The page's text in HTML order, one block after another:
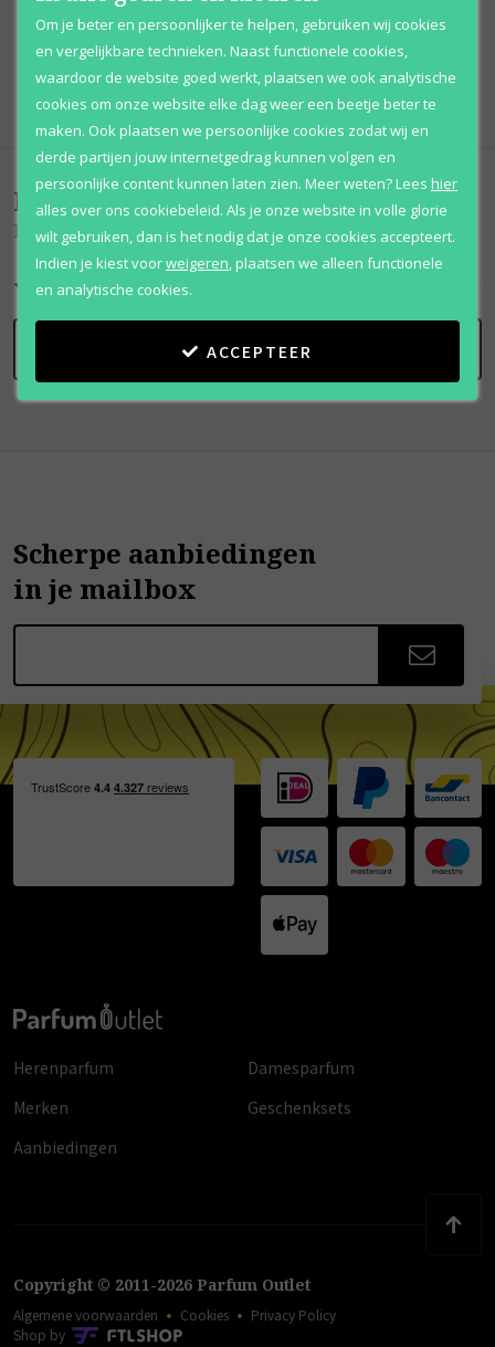
100% originele parfums Afhalen mogelijk
Qshops Keurmerk
Beoordelingen (0)
Dunhill Icon Racing Red
SCHRIJF BEOORDELING
Scherpe aanbiedingen
in je mailbox
Herenparfum
Damesparfum
Merken
Geschenksets
Aanbiedingen
Copyright © 2011-2026 Parfum Outlet
Algemene voorwaarden Cookies
Privacy Policy
Shop by
Om je beter en persoonlijker te helpen, gebruiken wij cookies
en vergelijkbare technieken. Naast functionele cookies,
waardoor de website goed werkt, plaatsen we ook analytische
cookies om onze website elke dag weer een beetje beter te
maken. Ook plaatsen we persoonlijke cookies zodat wij en
derde partijen jouw internetgedrag kunnen volgen en
persoonlijke content kunnen laten zien. Meer weten?Lees hier
alles over ons cookiebeleid. Als je onze website in volle glorie
wilt gebruiken, dan is het nodig dat je onze cookies accepteert.
Indien je kiest voorweigeren,plaatsen we alleen functionele
en analytische cookies.
ACCEPTEER